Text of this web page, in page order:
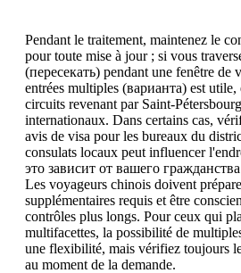
Pendant le traitement, maintenez le
pour toute mise à jour ; si vous
(пересекать) pendant une fenêtre de
entrées multiples (варианта) est
circuits revenant par Saint-
internationaux. Dans certains cas,
avis de visa pour les bureaux du
consulats locaux peut influencer
это зависит от вашего
Les voyageurs chinois doivent
supplémentaires requis et être
contrôles plus longs. Pour ceux qui
multifacettes, la possibilité de
une flexibilité, mais vérifiez toujours
au moment de la demande.